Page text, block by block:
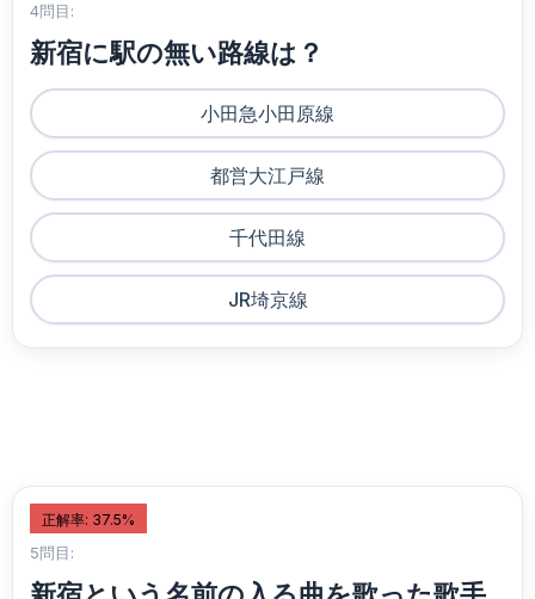
4問目:
新宿に駅の無い路線は？
小田急小田原線
都営大江戸線
千代田線
JR埼京線
正解率: 37.5%
5問目: